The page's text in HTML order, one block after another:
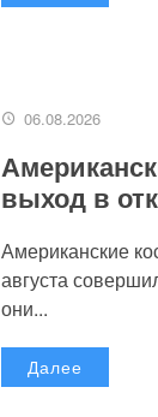
06.08.2026
выход в
Американские
августа
они...
Далее